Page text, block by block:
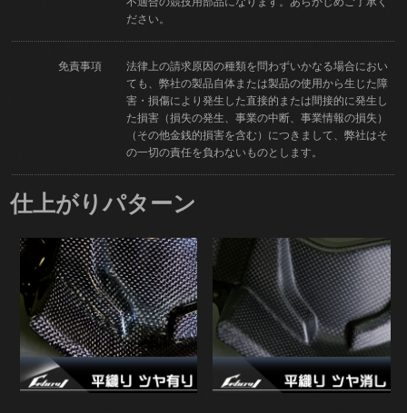
ださい。
免責事項
法律上の請求原因の種類を問わずいかなる場合におい
ても、弊社の製品自体または製品の使用から生じた障
害・損傷により発生した直接的または間接的に発生し
た損害（損失の発生、事業の中断、事業情報の損失）
（その他金銭的損害を含む）につきまして、弊社はそ
の一切の責任を負わないものとします。
仕上がりパターン